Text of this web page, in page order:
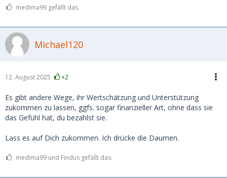
medima99 gefällt das.
Michael120
12. August 2025 +2
Es gibt andere Wege, ihr Wertschätzung und Unterstützung
zukommen zu lassen, ggfs. sogar finanzieller Art, ohne dass sie
das Gefühl hat, du bezahlst sie.
Lass es auf Dich zukommen. Ich drücke die Daumen.
medima99 und Findus gefällt das.